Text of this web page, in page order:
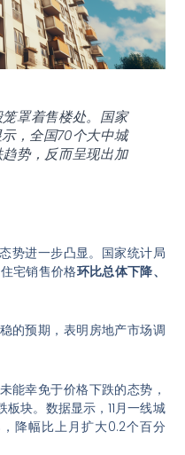
罩着售楼处。国家
，全国70个大中城
势，反而呈现出加
势进一步凸显。国家统计局
宅销售价格环比总体下降、
的预期，表明房地产市场调
能幸免于价格下跌的态势，
块。数据显示，11月一线城
降幅比上月扩大0.2个百分